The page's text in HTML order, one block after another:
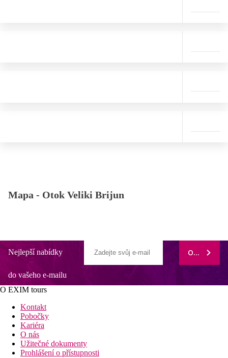
Mapa - Otok Veliki Brijun
Nejlepší nabídky
do vašeho e-mailu
ODEBÍRAT
O EXIM tours
Kontakt
Pobočky
Kariéra
O nás
Užitečné dokumenty
Prohlášení o přístupnosti